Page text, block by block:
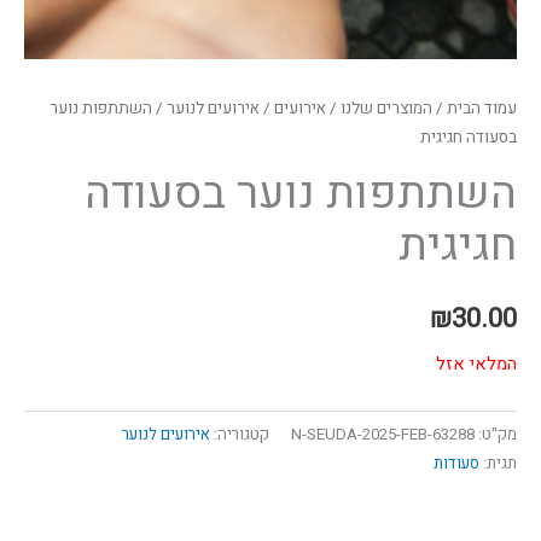
עמוד הבית / המוצרים שלנו /אירועים /אירועים לנוער / השתתפות נוער
בסעודה חגיגית
השתתפות נוער בסעודה
חגיגית
₪30.00
המלאי אזל
מק"ט: 63288-N-SEUDA-2025-FEB קטגוריה: אירועים לנוער
תגית: סעודות